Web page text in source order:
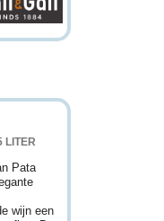
LITER
Pata
wijn een